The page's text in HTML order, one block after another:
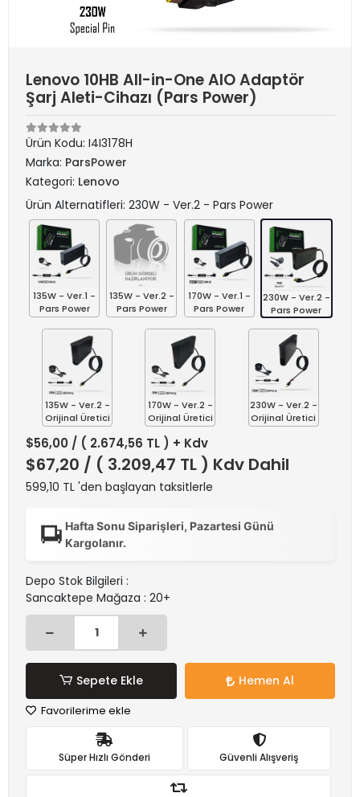
Lenovo 10HB All-in-One AIO Adaptör
Şarj Aleti-Cihazı (Pars Power)
Ürün Kodu: I4I3178H
Marka: ParsPower
Kategori: Lenovo
Ürün Alternatifleri: 230W - Ver.2 - Pars Power
135W - Ver.1 -
Pars Power
135W - Ver.2 -
Pars Power
170W - Ver.1 -
Pars Power
230W - Ver.2 -
Pars Power
135W - Ver.2 -
Orijinal Üretici
170W - Ver.2 -
Orijinal Üretici
230W - Ver.2 -
Orijinal Üretici
$56,00 / ( 2.674,56 TL ) + Kdv
$67,20 / ( 3.209,47 TL ) Kdv Dahil
599,10 TL 'den başlayan taksitlerle
Hafta Sonu Siparişleri, Pazartesi Günü
Kargolanır.
Depo Stok Bilgileri :
Sancaktepe Mağaza : 20+
Sepete Ekle Hemen Al
Favorilerime ekle
Süper Hızlı Gönderi Güvenli Alışveriş